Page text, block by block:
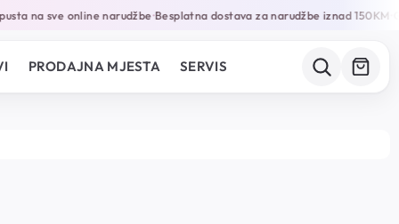
na sve online narudžbe•Besplatna dostava za narudžbe iznad 150KM•
PRODAJNA MJESTA SERVIS